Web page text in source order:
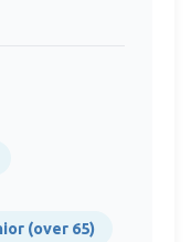
(over 65)